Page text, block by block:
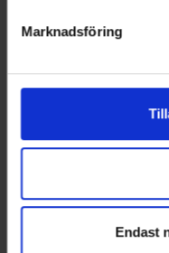
Marknadsföring
Endast
RENHÅLLNING
VELLINGE